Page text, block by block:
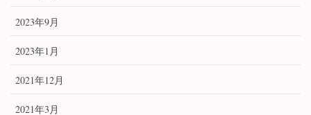
2023年9月
2023年1月
2021年12月
2021年3月